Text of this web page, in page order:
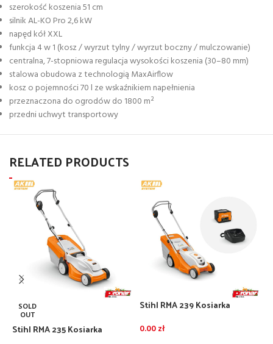
szerokość koszenia 51 cm
silnik AL-KO Pro 2,6 kW
napęd kół XXL
funkcja 4 w 1 (kosz / wyrzut tylny / wyrzut boczny / mulczowanie)
centralna, 7-stopniowa regulacja wysokości koszenia (30–80 mm)
stalowa obudowa z technologią MaxAirflow
kosz o pojemności 70 l ze wskaźnikiem napełnienia
przeznaczona do ogrodów do 1800 m²
przedni uchwyt transportowy
RELATED PRODUCTS
SOLD
OUT
Stihl RMA 235 Kosiarka
Stihl RMA 239 Kosiarka
akumulatorem AK30S i
0.00zł